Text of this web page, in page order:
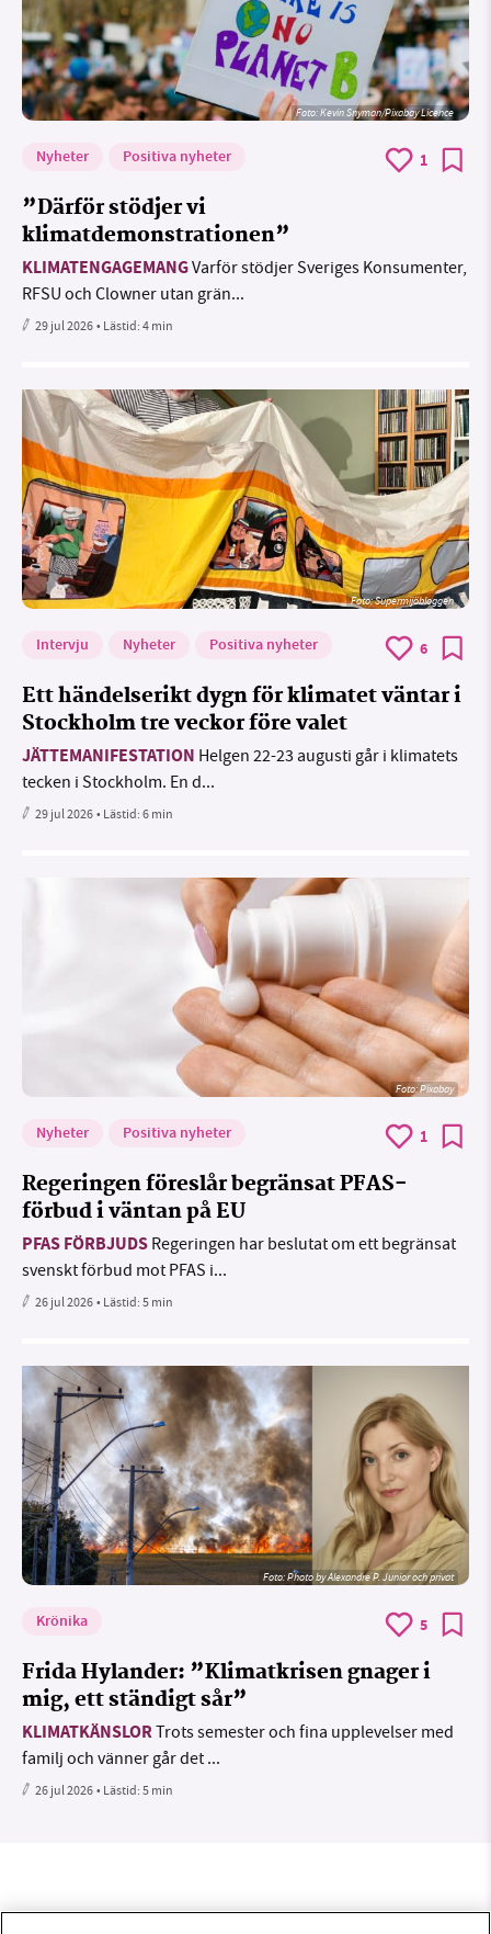
Foto:Kevin Snyman/Pixabay Licence
Nyheter Positiva nyheter 1
”Därför stödjer vi
klimatdemonstrationen”
KLIMATENGAGEMANGVarför stödjer Sveriges Konsumenter,
RFSU och Clowner utan grän...
29 jul 2026• Lästid:4 min
Foto: Supermijöbloggen
Intervju Nyheter Positiva nyheter 6
Ett händelserikt dygn för klimatet väntar i
Stockholm tre veckor före valet
JÄTTEMANIFESTATION Helgen 22-23 augusti går i klimatets
tecken i Stockholm. En d...
29 jul 2026• Lästid:6 min
Foto:Pixabay
Nyheter Positiva nyheter 1
Regeringen föreslår begränsat PFAS-
förbud i väntan på EU
PFAS FÖRBJUDS Regeringen har beslutat om ett begränsat
svenskt förbud mot PFAS i...
26 jul 2026• Lästid:5 min
Foto:Photo by Alexandre P. Junior och privat
Krönika 5
Frida Hylander: ”Klimatkrisen gnager i
mig, ett ständigt sår”
KLIMATKÄNSLORTrots semester och fina upplevelser med
familj och vänner går det ...
26 jul 2026• Lästid:5 min